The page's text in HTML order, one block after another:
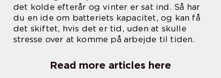
det kolde efterår og vinter er sat ind. Så har
du en ide om batteriets kapacitet, og kan få
det skiftet, hvis det er tid, uden at skulle
stresse over at komme på arbejde til tiden.
Read more articles here